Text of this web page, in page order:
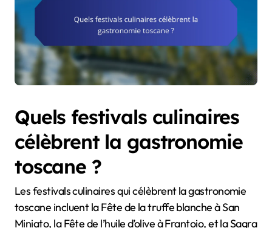
Quels festivals culinaires
célèbrent la gastronomie
toscane ?
Les festivals culinaires qui célèbrent la gastronomie
toscane incluent la Fête de la truffe blanche à San
Miniato, la Fête de l’huile d’olive à Frantoio, et la Sagra